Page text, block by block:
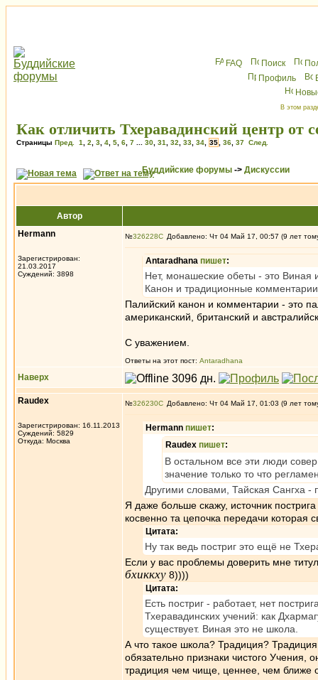
FAQ Поиск
Профиль
В этом
Как отличить Тхеравадинский центр от
Страницы Пред. 1 2 3 4 5 6 7 30 31 32 33 34 35 36 37 След.
Буддийские форумы -> Дискуссии
Автор
Hermann
Зарегистрирован:
21.03.2017
Суждений: 3898
№326228 Добавлено: Чт 04 Май 17, 00:57 (9 лет
Antaradhana пишет:
Нет, монашеские обеты - это
Канон и традиционные
Палийский канон и комментарии - это
американский, британский и
С уважением.
Ответы на этот пост: Antaradhana
Наверх
Raudex
Зарегистрирован: 16.11.2013
Суждений: 5829
Откуда: Москва
№326230 Добавлено: Чт 04 Май 17, 01:03 (9 лет
Hermann пишет:
Raudex пишет:
В остальном все эти люди
значение только то что
Другими словами, Тайская Сангха -
Я даже больше скажу, источник
косвенно та цепочка передачи которая
Цитата:
Ну так ведь постриг это ещё не
Если у вас проблемы доверить мне
бхиккху 8))))
Цитата:
Есть постриг - работает, нет
Тхеравадинских учений: как
существует. Виная это не школа.
А что такое школа? Традиция?
обязательно признаки чистого
традиция чем чище, ценнее, чем ближе